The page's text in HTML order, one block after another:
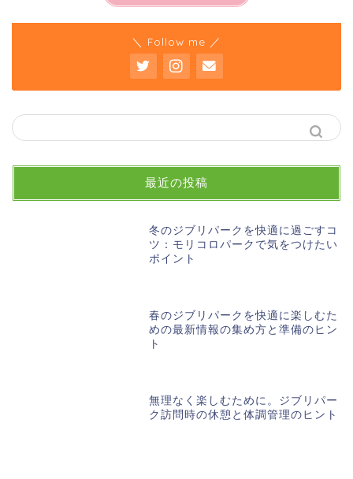
＼ Follow me ／
最近の投稿
冬のジブリパークを快適に過ごすコ
ツ：モリコロパークで気をつけたい
ポイント
春のジブリパークを快適に楽しむた
めの最新情報の集め方と準備のヒン
ト
無理なく楽しむために。ジブリパー
ク訪問時の休憩と体調管理のヒント